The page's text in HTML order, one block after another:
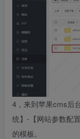
4，来到苹果cms后
统】-【网站参数配
的模板。